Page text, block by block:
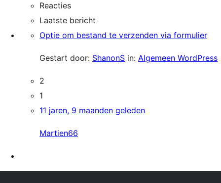
Reacties
Laatste bericht
Optie om bestand te verzenden via formulier
Gestart door: ShanonS in: Algemeen WordPress
2
1
11 jaren, 9 maanden geleden
Martien66